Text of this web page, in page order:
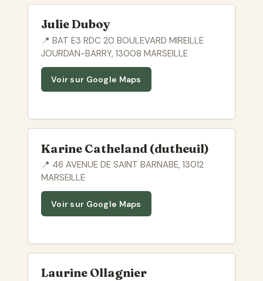
Julie Duboy
📍 BAT E3 RDC 20 BOULEVARD MIREILLE
JOURDAN-BARRY, 13008 MARSEILLE
Voir sur Google Maps
Karine Catheland (dutheuil)
📍 46 AVENUE DE SAINT BARNABE, 13012
MARSEILLE
Voir sur Google Maps
Laurine Ollagnier